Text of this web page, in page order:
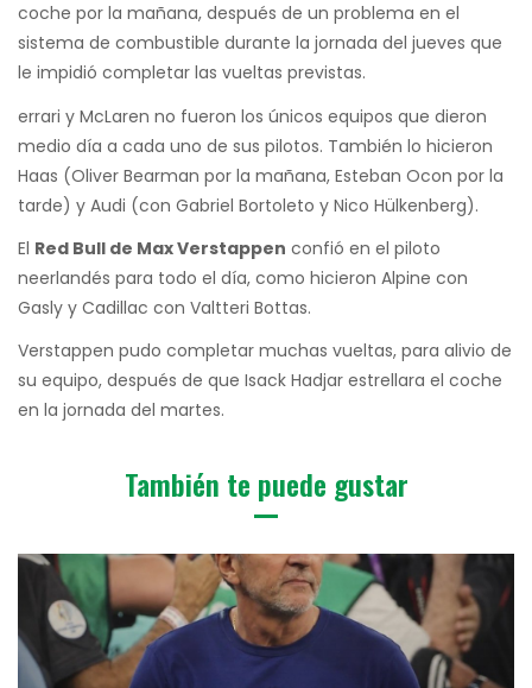
coche por la mañana, después de un problema en el
sistema de combustible durante la jornada del jueves que
le impidió completar las vueltas previstas.
errari y McLaren no fueron los únicos equipos que dieron
medio día a cada uno de sus pilotos. También lo hicieron
Haas (Oliver Bearman por la mañana, Esteban Ocon por la
tarde) y Audi (con Gabriel Bortoleto y Nico Hülkenberg).
El Red Bull de Max Verstappen confió en el piloto
neerlandés para todo el día, como hicieron Alpine con
Gasly y Cadillac con Valtteri Bottas.
Verstappen pudo completar muchas vueltas, para alivio de
su equipo, después de que Isack Hadjar estrellara el coche
en la jornada del martes.
También te puede gustar